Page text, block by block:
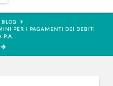
PER I PAGAMENTI DEI DEBITI
P.A.